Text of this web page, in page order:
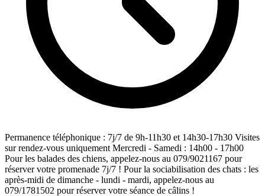
Permanence téléphonique : 7j/7 de 9h-11h30 et 14h30-17h30 Visites
sur rendez-vous uniquement Mercredi - Samedi : 14h00 - 17h00
Pour les balades des chiens, appelez-nous au 079/9021167 pour
réserver votre promenade 7j/7 ! Pour la sociabilisation des chats : les
après-midi de dimanche - lundi - mardi, appelez-nous au
079/1781502 pour réserver votre séance de câlins !